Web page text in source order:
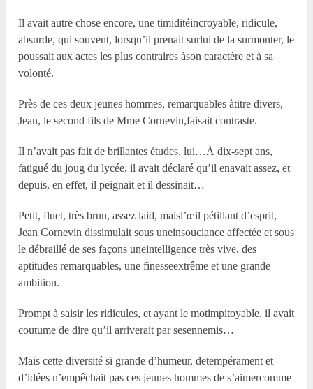
Il avait autre chose encore, une timiditéincroyable, ridicule,
absurde, qui souvent, lorsqu’il prenait surlui de la surmonter, le
poussait aux actes les plus contraires àson caractère et à sa
volonté.
Près de ces deux jeunes hommes, remarquables àtitre divers,
Jean, le second fils de Mme Cornevin,faisait contraste.
Il n’avait pas fait de brillantes études, lui…À dix-sept ans,
fatigué du joug du lycée, il avait déclaré qu’il enavait assez, et
depuis, en effet, il peignait et il dessinait…
Petit, fluet, très brun, assez laid, maisl’œil pétillant d’esprit,
Jean Cornevin dissimulait sous uneinsouciance affectée et sous
le débraillé de ses façons uneintelligence très vive, des
aptitudes remarquables, une finesseextrême et une grande
ambition.
Prompt à saisir les ridicules, et ayant le motimpitoyable, il avait
coutume de dire qu’il arriverait par sesennemis…
Mais cette diversité si grande d’humeur, detempérament et
d’idées n’empêchait pas ces jeunes hommes de s’aimercomme